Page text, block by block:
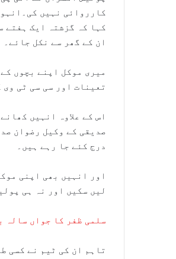
کارروائی نہیں
کہا کہ گزشتہ ایک ہفتے
ان کے گھر سے نکل جائے۔
میری موکل اپنے بچوں
تعینات اور سی سی ٹی
اس کے علاوہ انہیں
صدیقی کے وکیل رضوان
درج کئے جا رہے ہیں۔
اور انہیں بھی اپنی
لیں سکیں اور نہ ہی
سلمی ظفر کا جواں سالہ
تاہم ان کی ٹیم نے کسی